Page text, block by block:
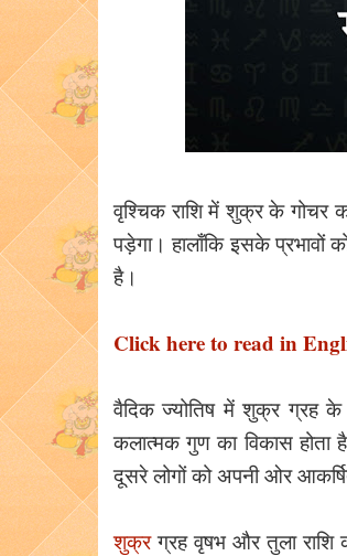
वृश्चिक राशि में शुक्र के गोचर
पड़ेगा। हालाँकि इसके
है।
Click here to read in
वैदिक ज्योतिष में शुक्र ग्रह
कलात्मक गुण का विकास होता
दूसरे लोगों को अपनी ओर
शुक्रग्रह वृषभ और तुला राशि